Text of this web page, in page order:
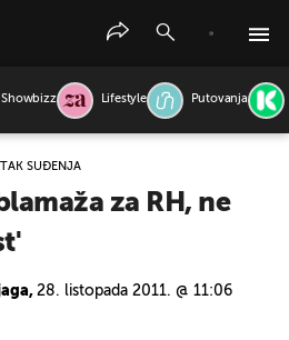
Showbizz Lifestyle Putovanja
SUĐENJA
za RH, ne
28. listopada 2011. @ 11:06